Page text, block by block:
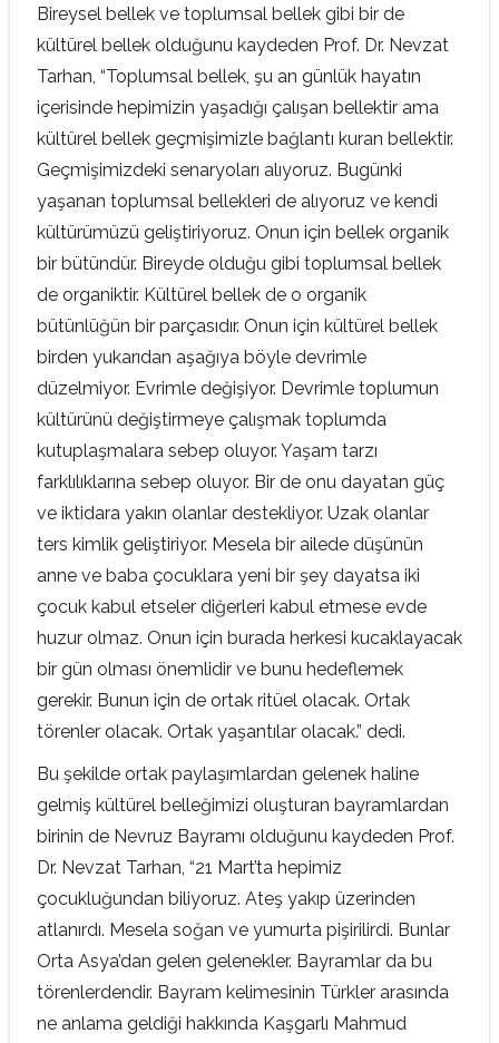
Bireysel bellek ve toplumsal bellek gibi bir de
kültürel bellek olduğunu ­kaydeden Prof. Dr. Nevzat
Tarhan, “Toplumsal bellek, şu an günlük hayatın
içerisinde hepimizin yaşadığı çalışan bellektir ama
kültürel bellek geçmişimizle bağlantı kuran bellektir.
Geçmişimizdeki senaryoları alıyoruz. Bugünki
yaşanan toplumsal bellekleri de alıyoruz ve kendi
kültürümüzü geliştiriyoruz. Onun için bellek organik
bir bütündür. Bireyde olduğu gibi toplumsal bellek
de organiktir. Kültürel bellek de o organik
bütünlüğün bir parçasıdır. Onun için kültürel bellek
birden yukarıdan aşağıya böyle devrimle
düzelmiyor. Evrimle değişiyor. Devrimle toplumun
kültürünü değiştirmeye çalışmak toplumda
kutuplaşmalara sebep oluyor. Yaşam tarzı
farklılıklarına sebep oluyor. Bir de onu dayatan güç
ve iktidara yakın olanlar destekliyor. Uzak olanlar
ters kimlik geliştiriyor. Mesela bir ailede düşünün
anne ve baba çocuklara yeni bir şey dayatsa iki
çocuk kabul etseler diğerleri kabul etmese evde
huzur olmaz. Onun için burada herkesi kucaklayacak
bir gün olması önemlidir ve bunu hedeflemek
gerekir. Bunun için de ortak ritüel olacak. Ortak
törenler olacak. Ortak yaşantılar olacak.” dedi.
Bu şekilde ortak paylaşımlardan gelenek haline
gelmiş kültürel belleğimizi oluşturan bayramlardan
birinin de Nevruz Bayramı olduğunu kaydeden Prof.
Dr. Nevzat Tarhan, “21 Mart’ta hepimiz
çocukluğundan biliyoruz. Ateş yakıp üzerinden
atlanırdı. Mesela soğan ve yumurta pişirilirdi. Bunlar
Orta Asya’dan gelen gelenekler. Bayramlar da bu
törenlerdendir. Bayram kelimesinin Türkler arasında
ne anlama geldiği hakkında Kaşgarlı Mahmud